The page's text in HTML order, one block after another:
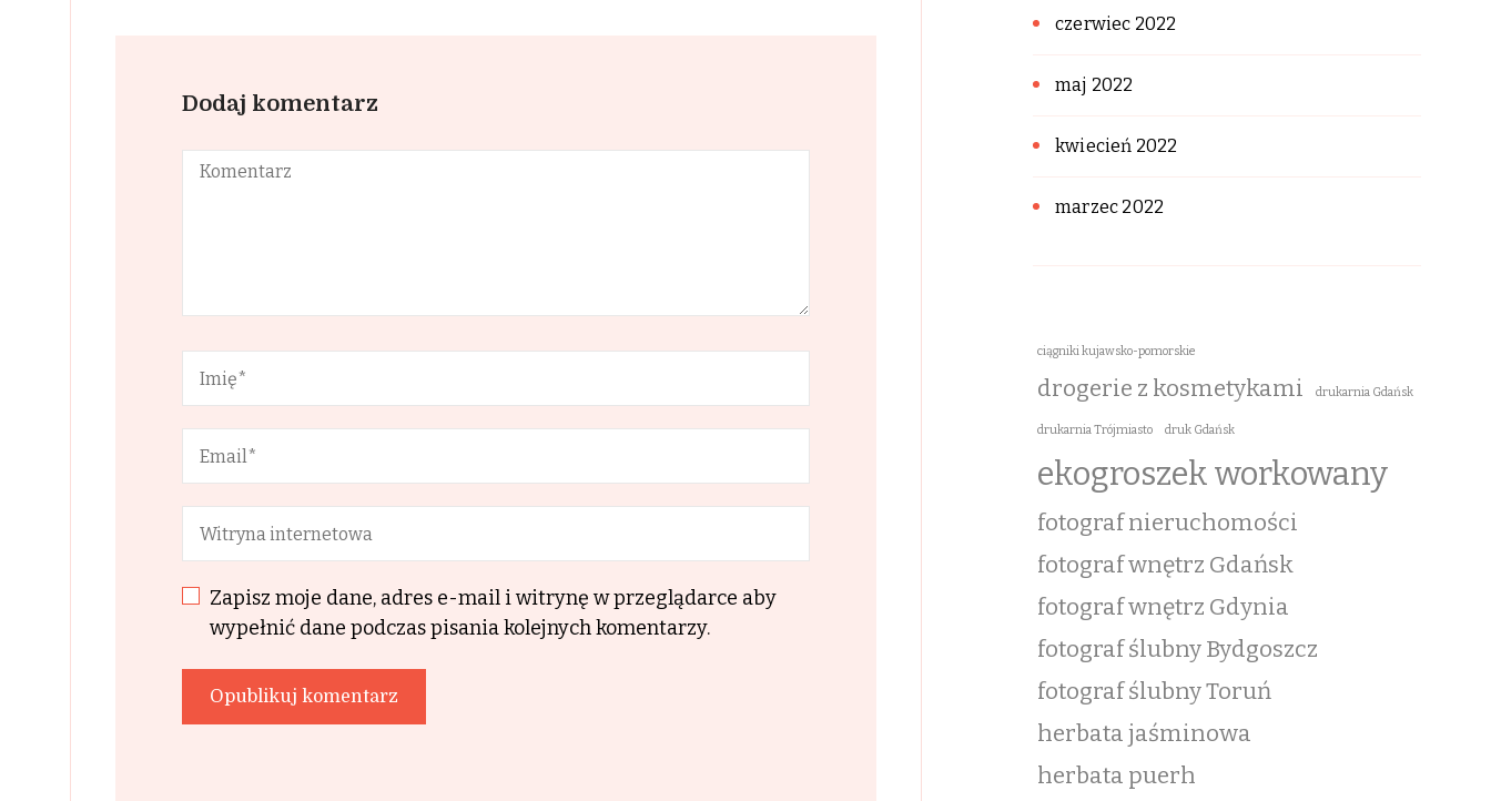
Dodaj komentarz
Zapisz moje dane, adres e-mail i witrynę w przeglądarce aby
wypełnić dane podczas pisania kolejnych komentarzy.
czerwiec 2022
maj 2022
kwiecień 2022
marzec 2022
ciągniki kujawsko-pomorskie
drogerie z kosmetykami drukarnia Gdańsk
drukarnia Trójmiasto druk Gdańsk
ekogroszek workowany
fotograf nieruchomości
fotograf wnętrz Gdańsk
fotograf wnętrz Gdynia
fotograf ślubny Bydgoszcz
fotograf ślubny Toruń
herbata jaśminowa
herbata puerh